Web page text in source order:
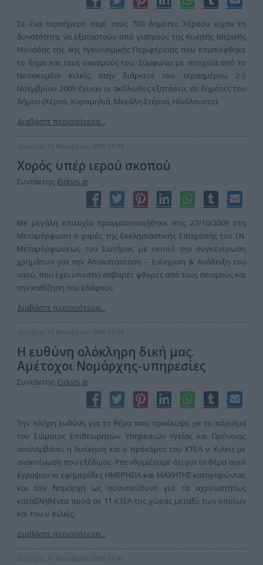
Σε ένα τεραήμερο περί τους 700 δημότες Χέρσου ειχαν τη
δυνατότητα να εξαταστούν από γιατρούς της Κινητής Ιατρικής
Μονάδας της 4ης Υγειονομικής Περιφέρειας που επισκέφθηκε
το δημο και τους οικισμούς του. Σύμφωνα με στοιχεία από το
Νοσοκομέιο Κιλκίς στην διάρκεια του τεραημέρου 2-5
Νοεμβρίου 2009 έγιναν οι ακόλιυθες εξατάσεις σε δημότες του
δήμου (Χέρσο, Κορομηλιά, Μεγάλη Στέρνα, Ηλιόλουστο):
Διαβάστε περισσότερα...
Δευτέρα, 16 Νοεμβρίου 2009 03:46
Χορός υπέρ ιερού σκοπού
Συντάκτης: Eidisis.gr
Με μεγάλη επιτυχία πραγματοποιήθηκε στις 27/10/2009 στη
Μεταμόρφωση ο χορός της Εκκλησιαστικής Επιτροπής του Ι.Ν.
Μεταμόρφωσεως του Σωτήρος με σκοπό την συγκέντρωση
χρημάτων για την Αποκατάσταση – Ενίσχυση & Ανάδειξη του
ναού, που έχει υποστεί σοβαρές φθορές από τους σεισμούς και
την καθίζηση του εδάφους.
Διαβάστε περισσότερα...
Δευτέρα, 16 Νοεμβρίου 2009 03:46
Η ευθύνη ολόκληρη δική μας.
Αμέτοχοι Νομάρχης-υπηρεσίες
Συντάκτης: Eidisis.gr
Την πλήρη ευθύνη για το θέμα που προέκυψε με το πόρισμα
του Σώματος Επιθεωρητών Υπηρεσιών Υγείας και Πρόνοιας
αναλαμβάνει η διοίκηση και ο πρόεδρος του ΚΤΕΛ ν. Κιλκίς με
ανακοίνωση που εξέδωσε. Υπενθυμίζουμε ότι για το θέμα αυτό
έγραψαν οι εφημερίδες ΗΜΕΡΗΣΙΑ και ΜΑΧΗΤΗΣ κατηγορώντας
και τον Νομάρχη ως συνυπεύθυνο για τα αχρεωστήτως
καταβληθέντα ποσά σε 11 ΚΤΕΛ της χώρας μεταξύ των οποίων
και του ν. Κιλκίς.
Διαβάστε περισσότερα...
Δευτέρα, 16 Νοεμβρίου 2009 03:45